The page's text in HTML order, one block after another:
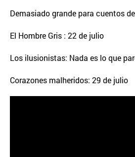
Demasiado grande para cuentos
El Hombre Gris : 22 de julio
Los ilusionistas: Nada es lo que
Corazones malheridos: 29 de julio